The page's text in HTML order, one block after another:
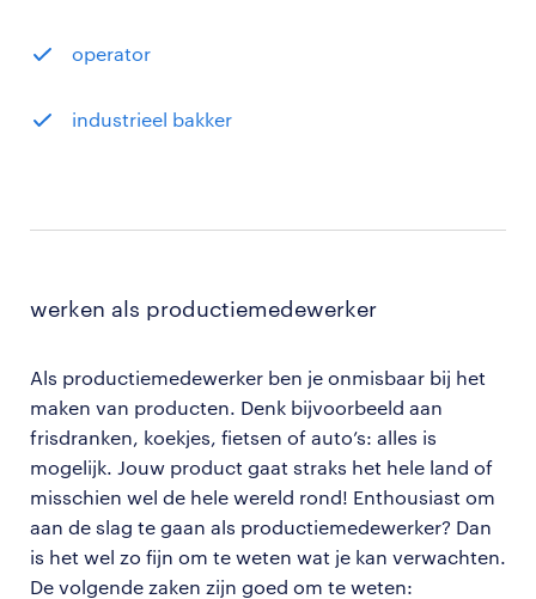
operator
industrieel bakker
werken als productiemedewerker
Als productiemedewerker ben je onmisbaar bij het
maken van producten. Denk bijvoorbeeld aan
frisdranken, koekjes, fietsen of auto’s: alles is
mogelijk. Jouw product gaat straks het hele land of
misschien wel de hele wereld rond! Enthousiast om
aan de slag te gaan als productiemedewerker? Dan
is het wel zo fijn om te weten wat je kan verwachten.
De volgende zaken zijn goed om te weten: